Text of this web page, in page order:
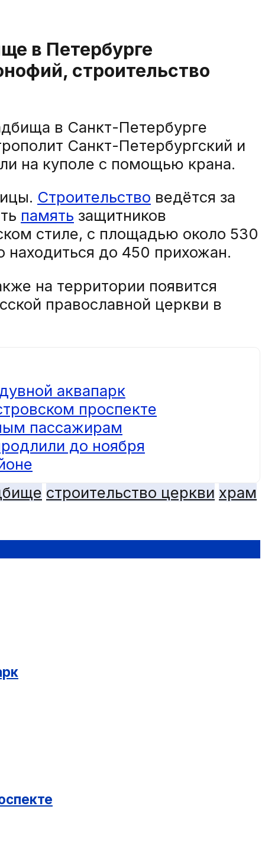
в Петербурге
строительство
в Санкт-Петербурге
Санкт-Петербургский и
на куполе с помощью крана.
Строительство ведётся за
память защитников
стиле, с площадью около 530
до 450 прихожан.
на территории появится
православной церкви в
аквапарк
проспекте
пассажирам
до ноября
строительство церкви храм